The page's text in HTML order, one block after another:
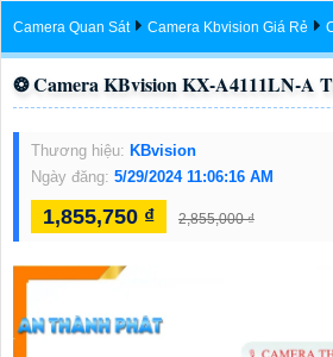
Camera Quan Sát Camera Kbvision Giá Rẻ
❂ Camera KBvision KX-A4111LN-A
Thương hiệu: KBvision
Ngày đăng: 5/29/2024 11:06:16 AM
1,855,750 ₫ 2,855,000 ₫